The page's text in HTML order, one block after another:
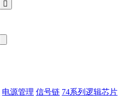
电源管理 信号链 74系列逻辑芯片